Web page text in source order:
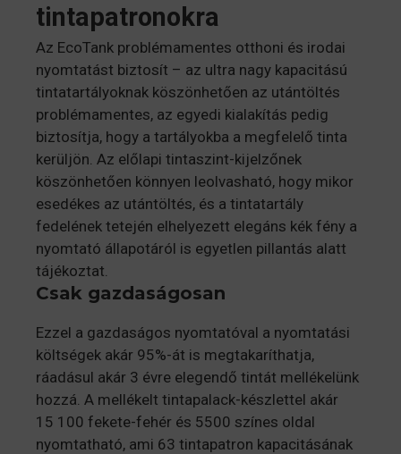
tintapatronokra
Az EcoTank problémamentes otthoni és irodai
nyomtatást biztosít – az ultra nagy kapacitású
tintatartályoknak köszönhetően az utántöltés
problémamentes, az egyedi kialakítás pedig
biztosítja, hogy a tartályokba a megfelelő tinta
kerüljön. Az előlapi tintaszint-kijelzőnek
köszönhetően könnyen leolvasható, hogy mikor
esedékes az utántöltés, és a tintatartály
fedelének tetején elhelyezett elegáns kék fény a
nyomtató állapotáról is egyetlen pillantás alatt
tájékoztat.
Csak gazdaságosan
Ezzel a gazdaságos nyomtatóval a nyomtatási
költségek akár 95%-át is megtakaríthatja,
ráadásul akár 3 évre elegendő tintát mellékelünk
hozzá. A mellékelt tintapalack-készlettel akár
15 100 fekete-fehér és 5500 színes oldal
nyomtatható, ami 63 tintapatron kapacitásának